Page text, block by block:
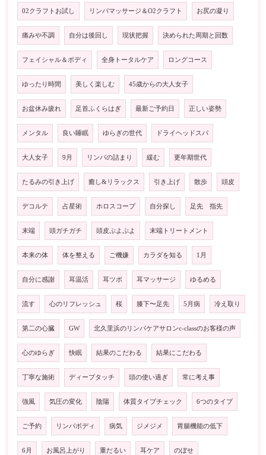
02クラフトお試し リンパマッサージ＆O2クラフト お尻の凝り
痛みや不調 自分は後回し 現状把握 決められた周期と回数
フェイシャル＆ボディ 全身トータルケア ロングコース
ゆったり時間 美しく楽しむ 45歳からの大人女子
お盆休み疲れ 足首ふくらはぎ 最新ご予約日 正しい姿勢
メンタル 良い睡眠 ゆらぎの世代 ドライヘッドスパ
大人女子 9月 リンパの詰まり 緩む 更年期世代
たるみの引き上げ 癒し&リラックス 引き上げ 散歩 頭皮
デコルテ 占星術 ホロスコープ 自分探し 足先 指先
末端 頭ガチガチ 頭皮ぷよぷよ 末端トリートメント
本来の体 体を整える ご機嫌 カラダを知る 1月
自分に感謝 耳温活 耳ツボ 耳マッサージ ゆるめる
流す 心のリフレッシュ 桜 膝下〜足先 5月病 冷え取り
第二の心臓 GW 北久里浜のリンパケアサロンc-classのお客様の声
心のゆらぎ 快眠 結果のこだわる 結果にこだわる
丁寧な施術 ディープタッチ 頭の使い過ぎ 常に考え事
強風 気圧の変化 陰陽 体質タイプチェック 6つのタイプ
ご予約 リンパボディ 病気 ジメジメ 胃腸機能の低下
6月 お風呂上がり 重だるい 耳ケア のぼせ